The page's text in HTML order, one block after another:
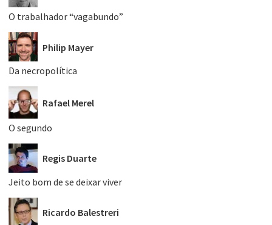
O trabalhador “vagabundo”
Philip Mayer
Da necropolítica
Rafael Merel
O segundo
Regis Duarte
Jeito bom de se deixar viver
Ricardo Balestreri